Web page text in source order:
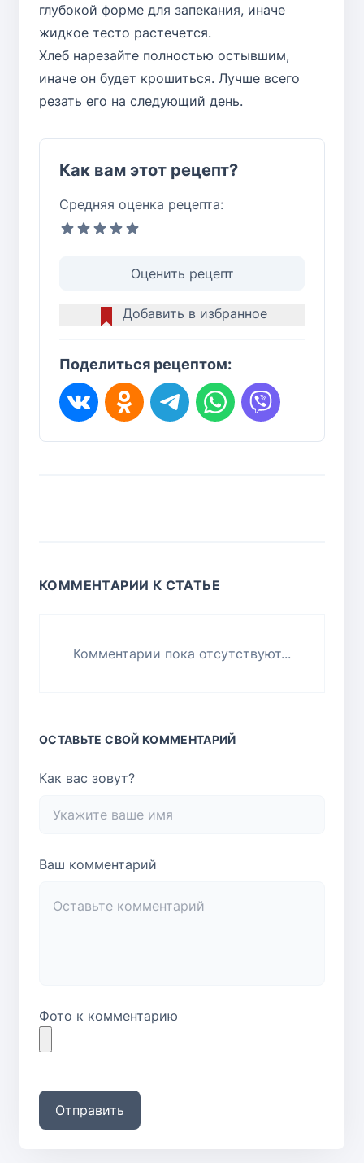
глубокой форме для запекания, иначе
жидкое тесто растечется.
Хлеб нарезайте полностью остывшим,
иначе он будет крошиться. Лучше всего
резать его на следующий день.
Как вам этот рецепт?
Средняя оценка рецепта:
Оценить рецепт
Добавить в избранное
Поделиться рецептом:
КОММЕНТАРИИ К СТАТЬЕ
Комментарии пока отсутствуют...
ОСТАВЬТЕ СВОЙ КОММЕНТАРИЙ
Как вас зовут?
Ваш комментарий
Фото к комментарию
Отправить